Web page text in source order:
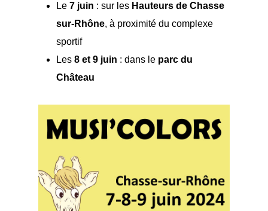
Le 7 juin : sur les Hauteurs de Chasse
sur-Rhône, à proximité du complexe
sportif
Les 8 et 9 juin : dans le parc du
Château